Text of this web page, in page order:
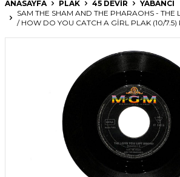
ANASAYFA PLAK 45 DEVIR
YABANCI
SAM THE SHAM AND THE PHARAOHS - THE
/ HOW DO YOU CATCH A GIRL PLAK (10/7.5)